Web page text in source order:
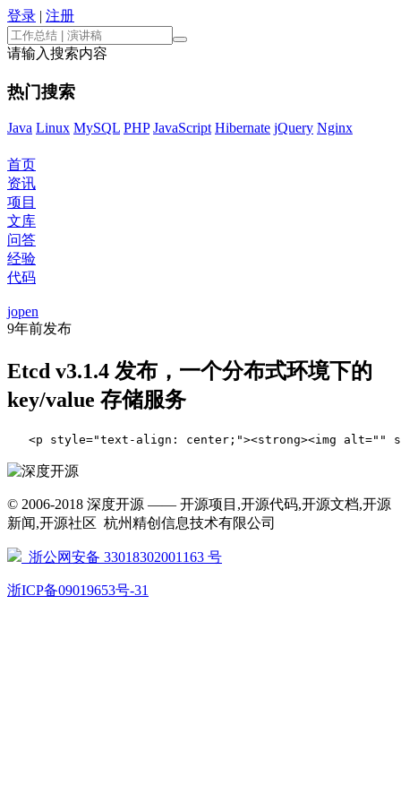
登录 | 注册
请输入搜索内容
热门搜索
Java Linux MySQL PHP JavaScript Hibernate jQuery Nginx
首页
资讯
项目
文库
问答
经验
代码
jopen
9年前发布
Etcd v3.1.4 发布，一个分布式环境下的
key/value 存储服务
<p style="text-align: center;"><strong><img alt=""
© 2006-2018 深度开源 —— 开源项目,开源代码,开源文档,开源
新闻,开源社区 杭州精创信息技术有限公司
浙公网安备 33018302001163 号
浙ICP备09019653号-31